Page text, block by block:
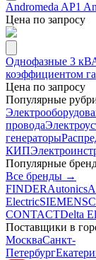
Andromeda AP1
Цена по запросу
Однофазные 3
коэффициентом
Цена по запросу
Популярные
провода
генераторы
КИП
Популярные
Все бренды →
FINDERAutonics
ElectricSIEMENS
CONTACTDelta
Поставщики в
МоскваСанкт-
Петербург